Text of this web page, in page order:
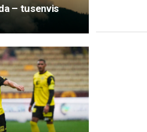
– tusenvis